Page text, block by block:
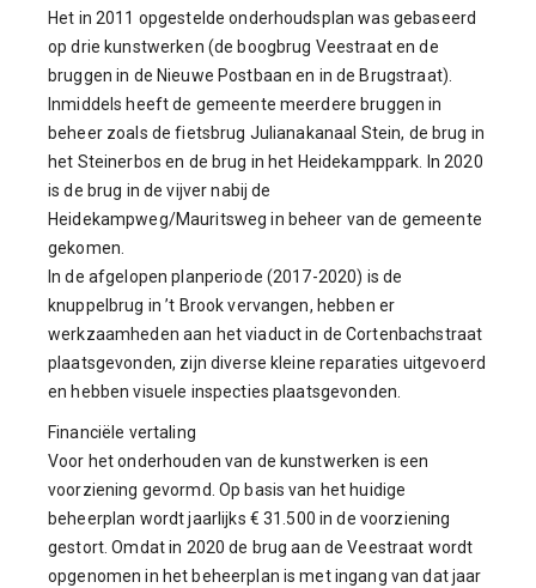
Het in 2011 opgestelde onderhoudsplan was gebaseerd
op drie kunstwerken (de boogbrug Veestraat en de
bruggen in de Nieuwe Postbaan en in de Brugstraat).
Inmiddels heeft de gemeente meerdere bruggen in
beheer zoals de fietsbrug Julianakanaal Stein, de brug in
het Steinerbos en de brug in het Heidekamppark. In 2020
is de brug in de vijver nabij de
Heidekampweg/Mauritsweg in beheer van de gemeente
gekomen.
In de afgelopen planperiode (2017-2020) is de
knuppelbrug in ’t Brook vervangen, hebben er
werkzaamheden aan het viaduct in de Cortenbachstraat
plaatsgevonden, zijn diverse kleine reparaties uitgevoerd
en hebben visuele inspecties plaatsgevonden.
Financiële vertaling
Voor het onderhouden van de kunstwerken is een
voorziening gevormd. Op basis van het huidige
beheerplan wordt jaarlijks € 31.500 in de voorziening
gestort. Omdat in 2020 de brug aan de Veestraat wordt
opgenomen in het beheerplan is met ingang van dat jaar